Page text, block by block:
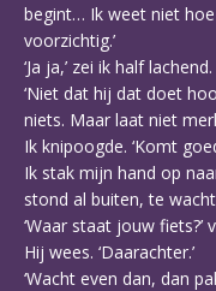
begint… Ik weet niet
voorzichtig.’
‘Ja ja,’ zei ik half lachend.
‘Niet dat hij dat doet
niets. Maar laat niet
Ik knipoogde. ‘Komt
Ik stak mijn hand op
stond al buiten, te
‘Waar staat jouw fiets?’
Hij wees. ‘Daarachter.’
‘Wacht even dan, dan